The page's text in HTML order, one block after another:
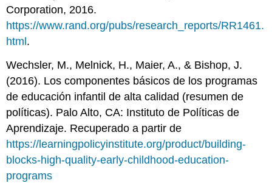
Corporation, 2016.
https://www.rand.org/pubs/research_reports/RR1461.
html .
Wechsler, M., Melnick, H., Maier, A., & Bishop, J.
(2016). Los componentes básicos de los programas
de educación infantil de alta calidad (resumen de
políticas). Palo Alto, CA: Instituto de Políticas de
Aprendizaje. Recuperado a partir de
https://learningpolicyinstitute.org/product/building-
blocks-high-quality-early-childhood-education-
programs